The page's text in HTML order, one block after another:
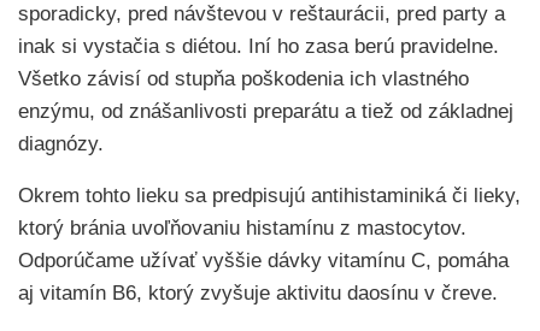
sporadicky, pred návštevou v reštaurácii, pred party a
inak si vystačia s diétou. Iní ho zasa berú pravidelne.
Všetko závisí od stupňa poškodenia ich vlastného
enzýmu, od znášanlivosti preparátu a tiež od základnej
diagnózy.
Okrem tohto lieku sa predpisujú antihistaminiká či lieky,
ktorý bránia uvoľňovaniu histamínu z mastocytov.
Odporúčame užívať vyššie dávky vitamínu C, pomáha
aj vitamín B6, ktorý zvyšuje aktivitu daosínu v čreve.